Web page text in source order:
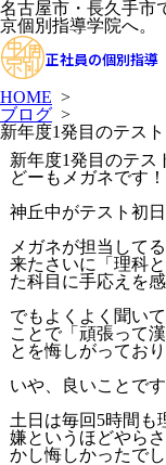
名古屋市・長久手市
京個別指導学院へ。
正社員の個別指
HOME >
ブログ >
新年度1発目のテスト
新年度1発目のテス
どーもメガネです！
神丘中がテスト初
メガネが担当して
来たさいに「理科
た科目に手応えを
でもよくよく聞い
ことで「頑張って
とを悔しがってお
いや、良いことです
土日は毎回5時間も
嫌というほどやら
かし悔しかったでし